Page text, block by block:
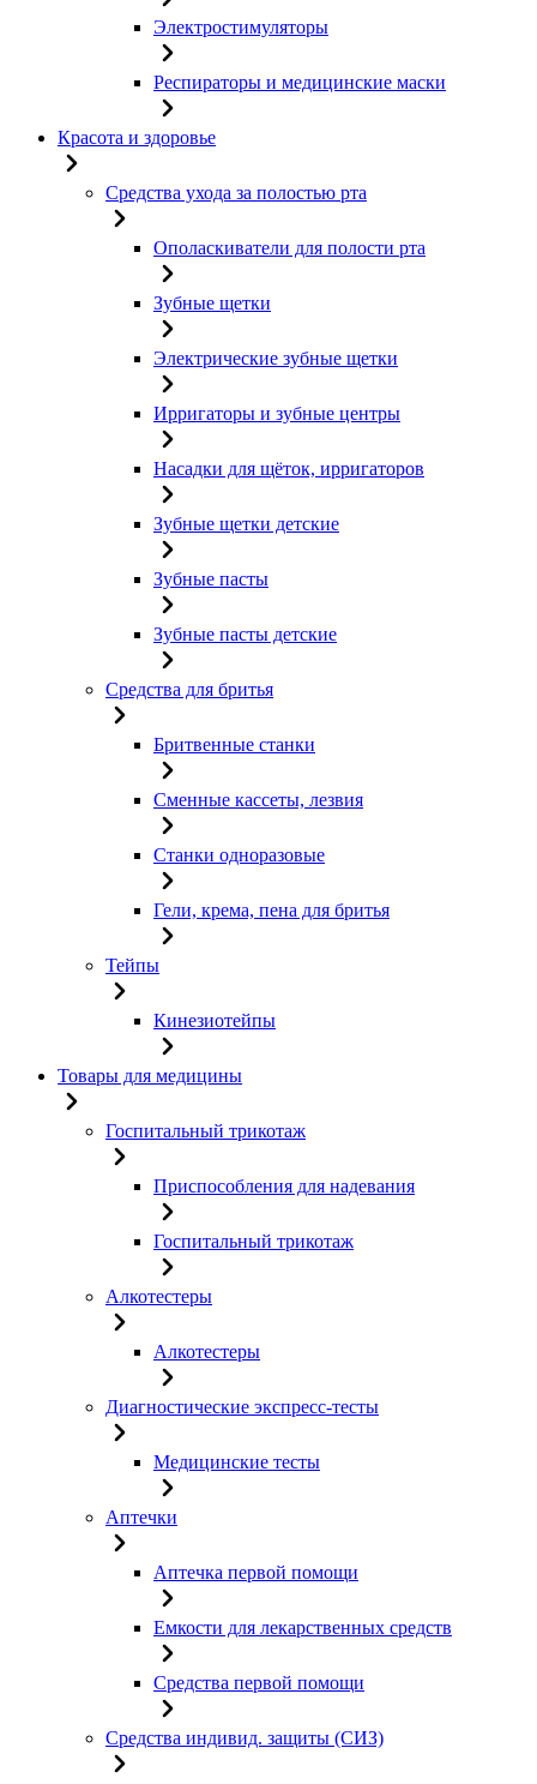
Электростимуляторы
Респираторы и медицинские маски
Красота и здоровье
Средства ухода за полостью рта
Ополаскиватели для полости рта
Зубные щетки
Электрические зубные щетки
Ирригаторы и зубные центры
Насадки для щёток, ирригаторов
Зубные щетки детские
Зубные пасты
Зубные пасты детские
Средства для бритья
Бритвенные станки
Сменные кассеты, лезвия
Станки одноразовые
Гели, крема, пена для бритья
Тейпы
Кинезиотейпы
Товары для медицины
Госпитальный трикотаж
Приспособления для надевания
Госпитальный трикотаж
Алкотестеры
Алкотестеры
Диагностические экспресс-тесты
Медицинские тесты
Аптечки
Аптечка первой помощи
Емкости для лекарственных средств
Средства первой помощи
Средства индивид. защиты (СИЗ)